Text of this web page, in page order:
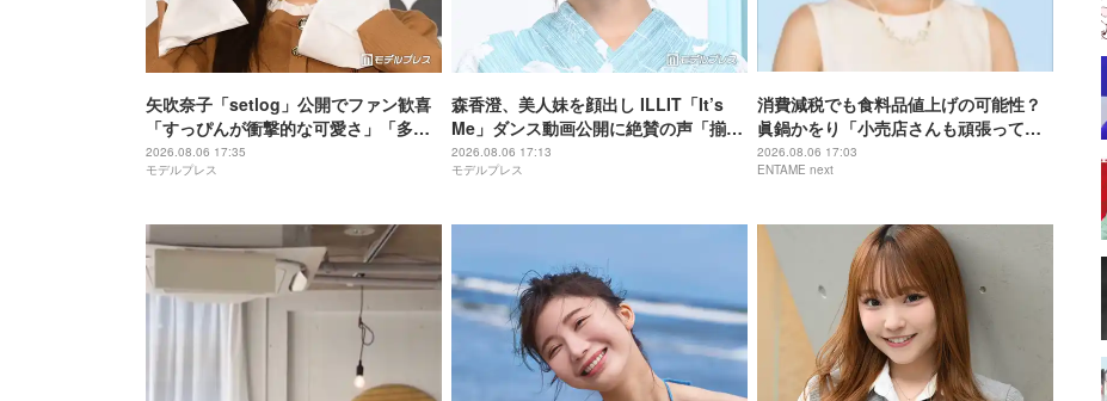
矢吹奈子「setlog」公開でファン歓喜
「すっぴんが衝撃的な可愛さ」「多忙
すぎてびっくり」
2026.08.06 17:35
モデルプレス
森香澄、美人妹を顔出し ILLIT「It’s
Me」ダンス動画公開に絶賛の声「揃っ
てスタイル抜群」「本物のアイドルみ
たい」
2026.08.06 17:13
モデルプレス
消費減税でも食料品値上げの可能性？
眞鍋かをり「小売店さんも頑張ってく
れると信じている」
2026.08.06 17:03
ENTAME next